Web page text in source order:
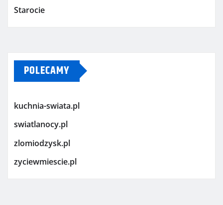
Starocie
POLECAMY
kuchnia-swiata.pl
swiatlanocy.pl
zlomiodzysk.pl
zyciewmiescie.pl